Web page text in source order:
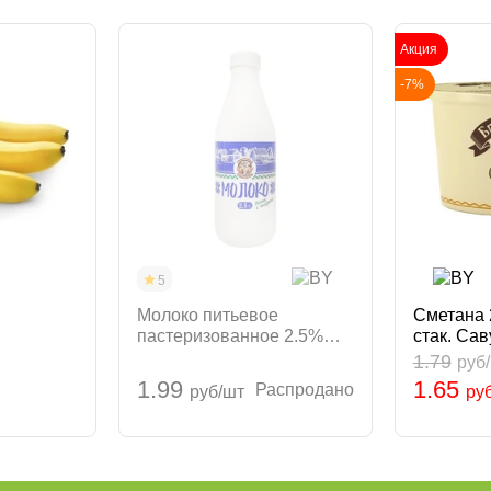
5
Молоко питьевое
пастеризованное 2.5%
МЗ Беларусь
1.99 руб/шт Распродано
Акция
-7%
Сметана
стак.
Брест-
1.65
1.79